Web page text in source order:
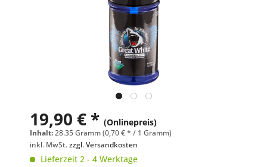
19,90 € * (Onlinepreis)
Inhalt:28.35 Gramm (0,70 € * / 1 Gramm)
inkl. MwSt.zzgl. Versandkosten
Lieferzeit 2 - 4 Werktage